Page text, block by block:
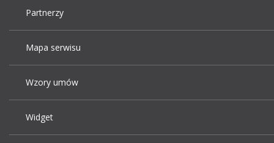
Partnerzy
Mapa serwisu
Wzory umów
Widget